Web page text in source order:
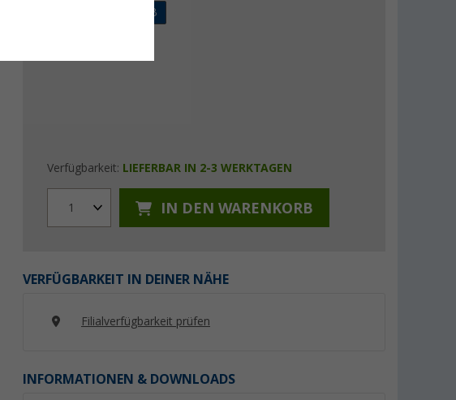
1x USB
Verfügbarkeit: LIEFERBAR IN 2-3 WERKTAGEN
1 IN DEN WARENKORB
VERFÜGBARKEIT IN DEINER NÄHE
Filialverfügbarkeit prüfen
INFORMATIONEN & DOWNLOADS